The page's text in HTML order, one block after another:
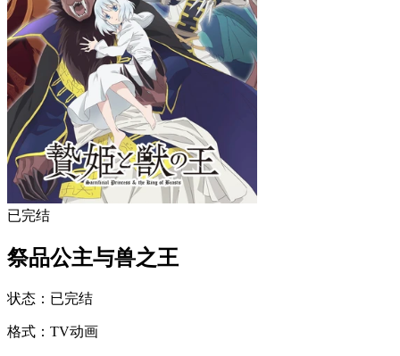
已完结
祭品公主与兽之王
状态 ： 已完结
格式 ： TV动画